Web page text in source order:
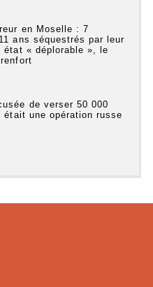
en Moselle : 7
ans séquestrés par leur
état « déplorable », le
de verser 50 000
une opération russe